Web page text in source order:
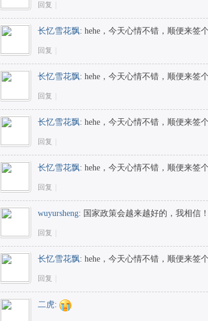
回复
长忆雪花飘: hehe，今天心情不错，顺便来签个
回复
长忆雪花飘: hehe，今天心情不错，顺便来签个
回复
长忆雪花飘: hehe，今天心情不错，顺便来签个
回复
长忆雪花飘: hehe，今天心情不错，顺便来签个
回复
wuyursheng: 国家政策会越来越好的，我相信！
回复
长忆雪花飘: hehe，今天心情不错，顺便来签个
回复
二虎: